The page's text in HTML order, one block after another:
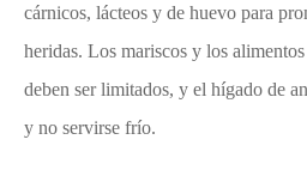
cárnicos, lácteos y de huevo para
heridas. Los mariscos y los
deben ser limitados, y el hígado de
y no servirse frío.